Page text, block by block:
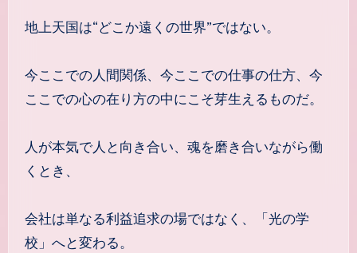
地上天国は“どこか遠くの世界”ではない。
今ここでの人間関係、今ここでの仕事の仕方、今
ここでの心の在り方の中にこそ芽生えるものだ。
人が本気で人と向き合い、魂を磨き合いながら働
くとき、
会社は単なる利益追求の場ではなく、「光の学
校」へと変わる。